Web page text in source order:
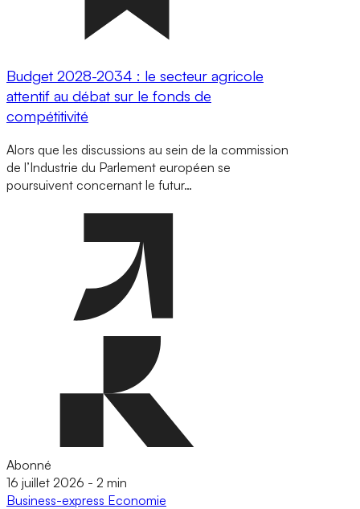
Budget 2028-2034 : le secteur agricole
attentif au débat sur le fonds de
compétitivité
Alors que les discussions au sein de la commission
de l’Industrie du Parlement européen se
poursuivent concernant le futur…
Abonné
16 juillet 2026 - 2 min
Business-express Economie